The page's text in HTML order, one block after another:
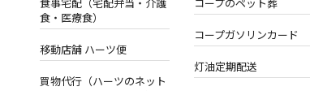
食・医療食）
移動店舗 ハーツ便
買物代行（ハーツのネット
コープガソリンカード
灯油定期配送